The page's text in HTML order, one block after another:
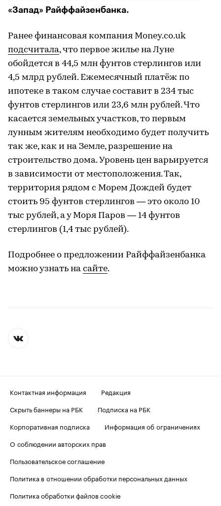
«Запад» Райффайзенбанка.
Ранее финансовая компания Money.co.uk
подсчитала, что первое жилье на Луне
обойдется в 44,5 млн фунтов стерлингов или
4,5 млрд рублей. Ежемесячный платёж по
ипотеке в таком случае составит в 234 тыс
фунтов стерлингов или 23,6 млн рублей. Что
касается земельных участков, то первым
лунным жителям необходимо будет получить
так же, как и на Земле, разрешение на
строительство дома. Уровень цен варьируется
в зависимости от местоположения. Так,
территория рядом с Морем Дождей будет
стоить 95 фунтов стерлингов — это около 10
тыс рублей, а у Моря Паров — 14 фунтов
стерлингов (1,4 тыс рублей).
Подробнее о предложении Райффайзенбанка
можно узнать на сайте.
Контактная информация
Редакция
Скрыть баннеры на РБК
Подписка на РБК
Корпоративная подписка
Информация об ограничениях
О соблюдении авторских прав
Пользовательское соглашение
Политика в отношении обработки персональных данных
Политика обработки файлов cookie